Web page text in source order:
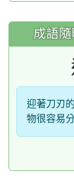
成語
迎著刀刃
物很容易